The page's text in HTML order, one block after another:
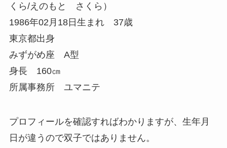
くら/えのもと さくら）
1986年02月18日生まれ 37歳
東京都出身
みずがめ座 A型
身長 160㎝
所属事務所 ユマニテ
プロフィールを確認すればわかりますが、生年月
日が違うので双子ではありません。